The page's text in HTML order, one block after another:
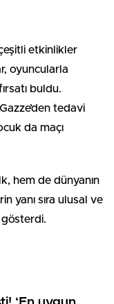
etkinlikler
oyuncularla
buldu.
tedavi
da maçı
hem de dünyanın
yanı sıra ulusal ve
gösterdi.